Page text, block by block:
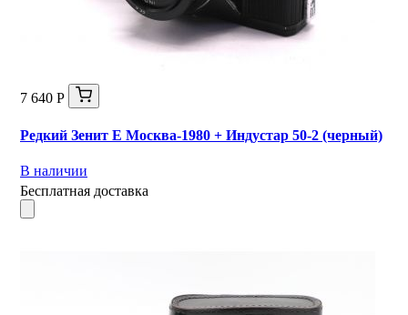
7 640 Р
Редкий Зенит Е Москва-1980 + Индустар 50-2 (черный)
В наличии
Бесплатная доставка